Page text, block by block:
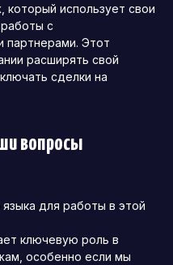
который использует свои
работы с
партнерами. Этот
расширять свой
сделки на
вопросы
языка для работы в этой
ключевую роль в
особенно если мы